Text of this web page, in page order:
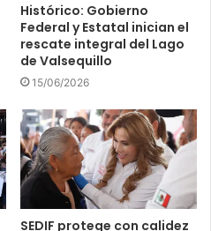
Histórico: Gobierno
Federal y Estatal inician el
rescate integral del Lago
de Valsequillo
15/06/2026
SEDIF protege con calidez